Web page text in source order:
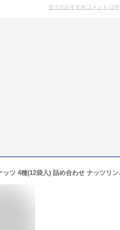
全てのおすすめコメント (1件
＼クーポン配布中 ／ おつまみ セッ